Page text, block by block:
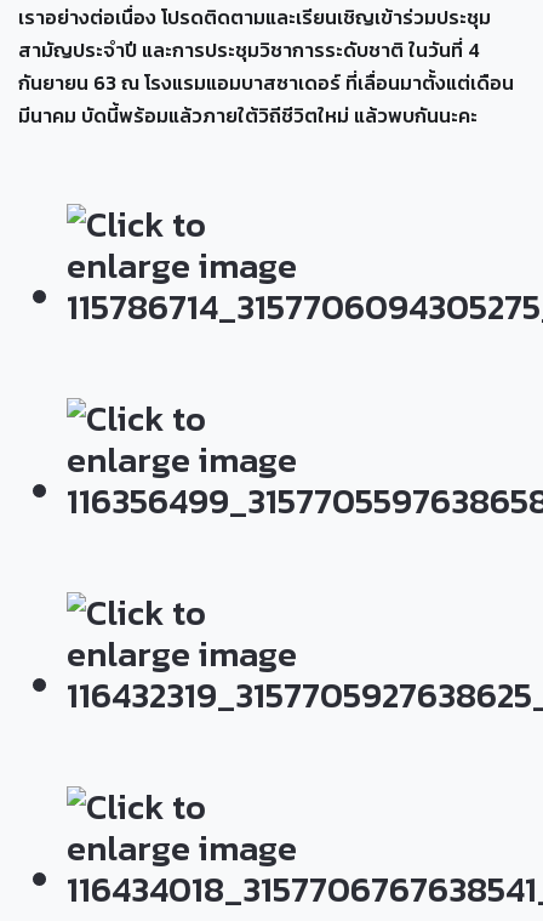
เราอย่างต่อเนื่อง โปรดติดตามและเรียนเชิญเข้าร่วมประชุม
สามัญประจำปี และการประชุมวิชาการระดับชาติ ในวันที่ 4
กันยายน 63ณ โรงแรมแอมบาสซาเดอร์ ที่เลื่อนมาตั้งแต่เดือน
มีนาคม บัดนี้พร้อมแล้วภายใต้วิถีชีวิตใหม่ แล้วพบกันนะคะ